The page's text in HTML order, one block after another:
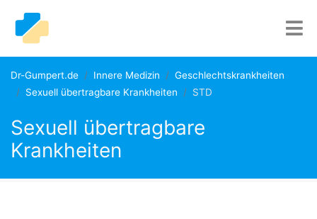
Dr-Gumpert.de Innere Medizin
Geschlechtskrankheiten
Sexuell übertragbare Krankheiten
STD
Sexuell übertragbare
Krankheiten